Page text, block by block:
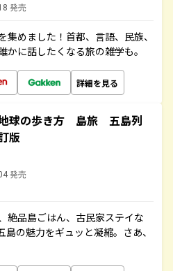
発売
めました！首都、言語、民族、
に話したくなる旅の雑学も。
詳細を見る
球の歩き方 島旅 五島列
版
発売
絶品島ごはん、古民家ステイな
の魅力をギュッと凝縮。さあ、